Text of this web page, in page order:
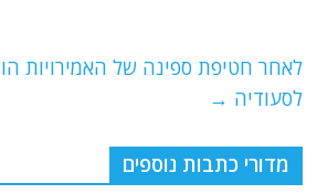
k
לאחר חטיפת ספינה של האמירויות
לסעודיה →
מדורי כתבות נוספים